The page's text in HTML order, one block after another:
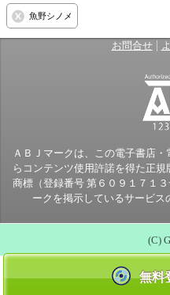
魚野シノメ
お問合せ|
ＡＢＪマークは、この電子書店
らコンテンツ使用許諾を得た正
商標（登録番号 第６０９１７１
ークを掲示しているサービ
(C)
無料